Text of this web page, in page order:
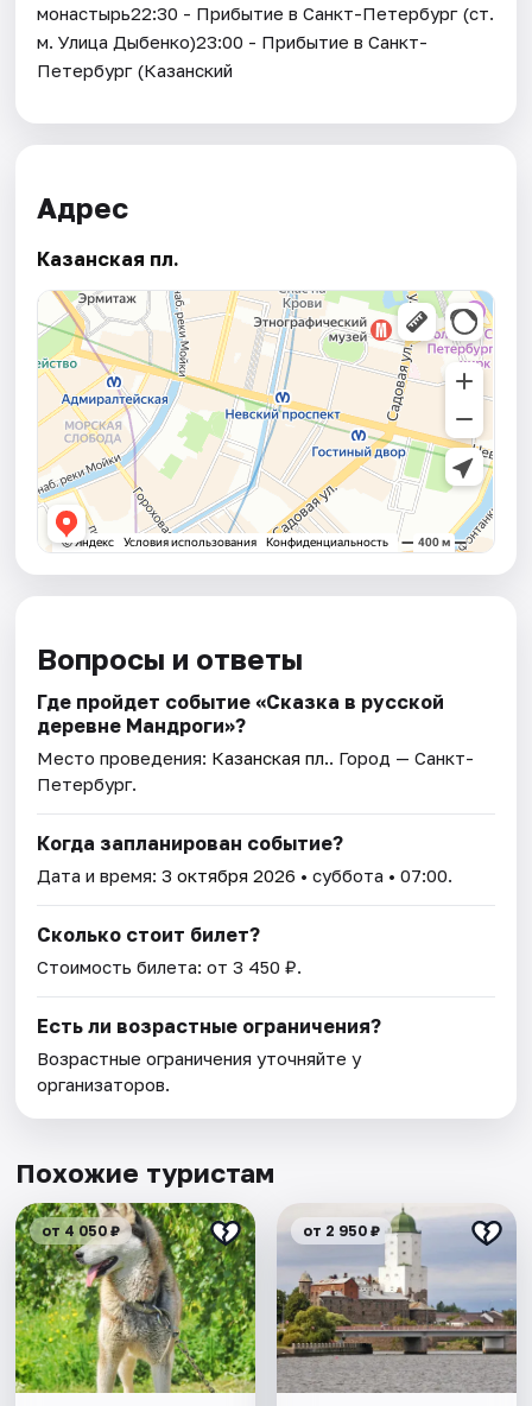
монастырь22:30 - Прибытие в Санкт-Петербург (ст.
м. Улица Дыбенко)23:00 - Прибытие в Санкт-
Петербург (Казанский
Адрес
Казанская пл.
Вопросы и ответы
Где пройдет событие «Сказка в русской
деревне Мандроги»?
Место проведения: Казанская пл.. Город — Санкт-
Петербург.
Когда запланирован событие?
Дата и время:3 октября 2026 • суббота • 07:00.
Сколько стоит билет?
Стоимость билета: от 3 450 ₽.
Есть ли возрастные ограничения?
Возрастные ограничения уточняйте у
организаторов.
Похожие туристам
от 4 050 ₽ от 2 950 ₽